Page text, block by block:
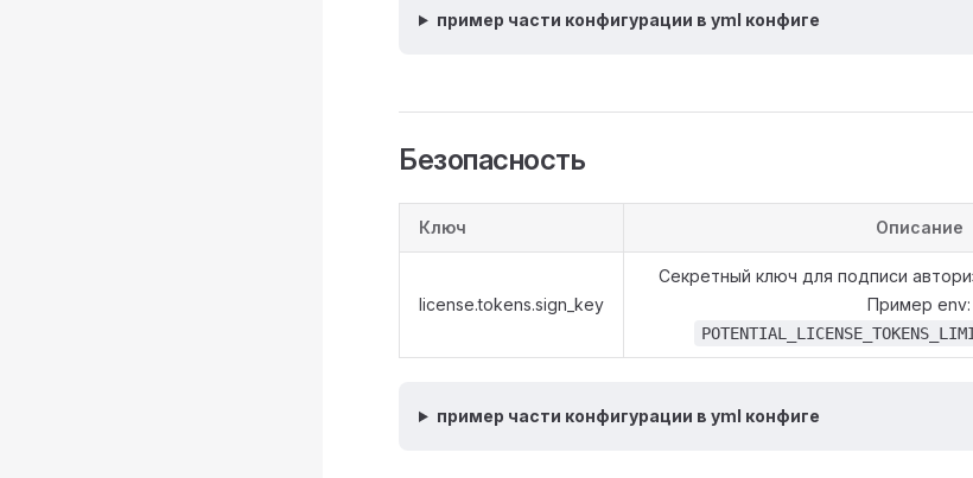
пример части конфигурации в yml конфиге
Безопасность
Ключ Описание
license.tokens.sign_key
Секретный ключ для подписи
Пример env:
пример части конфигурации в yml конфиге